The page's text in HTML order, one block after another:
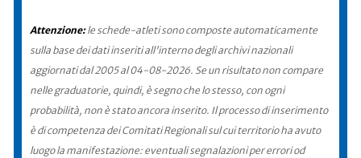
Attenzione:le schede-atleti sono composte automaticamente
sulla base dei dati inseriti all'interno degli archivi nazionali
aggiornati dal 2005 al 04-08-2026. Se un risultato non compare
nelle graduatorie, quindi, è segno che lo stesso, con ogni
probabilità, non è stato ancora inserito. Il processo di inserimento
è di competenza dei Comitati Regionali sul cui territorio ha avuto
luogo la manifestazione: eventuali segnalazioni per errori od